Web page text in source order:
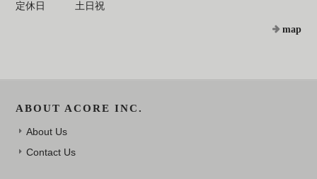
定休日
土日祝
map
ABOUT ACORE INC.
About Us
Contact Us